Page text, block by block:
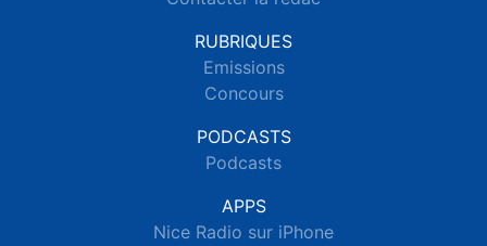
RUBRIQUES
Emissions
Concours
PODCASTS
Podcasts
APPS
Nice Radio sur iPhone